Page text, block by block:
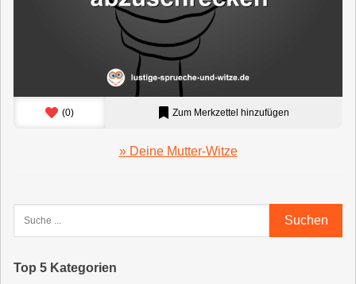
(0) Zum Merkzettel hinzufügen
» Deine Mutter-Witze
Suchen
Top 5 Kategorien